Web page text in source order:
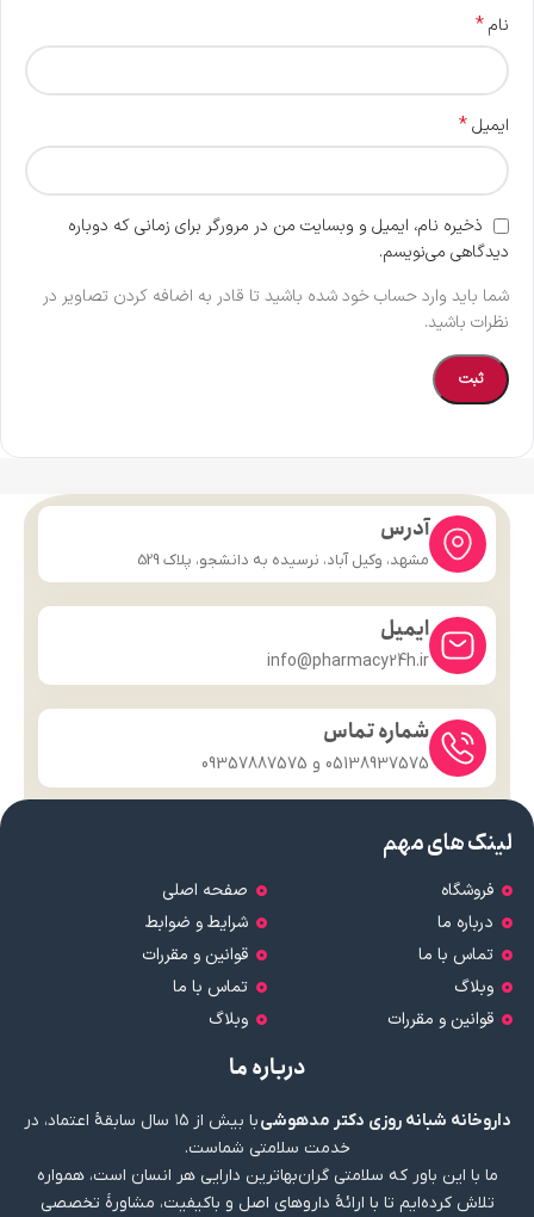
نام*
ایمیل*
ذخیره نام، ایمیل و وبسایت من در مرورگر برای زمانی که دوباره
دیدگاهی می‌نویسم.
شما باید وارد حساب خود شده باشید تا قادر به اضافه کردن تصاویر در
نظرات باشید.
آدرس
مشهد، وکیل آباد، نرسیده به دانشجو، پلاک 529
ایمیل
info@pharmacy24h.ir
شماره تماس
05138937575 و 09357887575
لینک های مهم
فروشگاه
درباره ما
تماس با ما
وبلاگ
قوانین و مقررات
صفحه اصلی
شرایط و ضوابط
قوانین و مقررات
تماس با ما
وبلاگ
درباره ما
داروخانه شبانه روزی دکتر مدهوشی
با بیش از ۱۵ سال سابقهٔ اعتماد، در
خدمت سلامتی شماست.
ما با این باور که سلامتی گران‌بهاترین دارایی هر انسان است، همواره
تلاش کرده‌ایم تا با ارائهٔ داروهای اصل و باکیفیت، مشاورهٔ تخصصی